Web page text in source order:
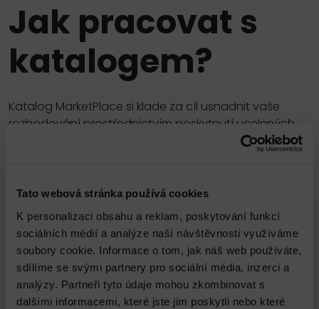
Tato webová stránka používá cookies
K personalizaci obsahu a reklam, poskytování funkcí
sociálních médií a analýze naší návštěvnosti využíváme
soubory cookie. Informace o tom, jak náš web používáte,
sdílíme se svými partnery pro sociální média, inzerci a
analýzy. Partneři tyto údaje mohou zkombinovat s
dalšími informacemi, které jste jim poskytli nebo které
Jak pracovat s
katalogem?
Katalog MarketPlace si klade za cíl usnadnit vaše
rozhodování prostřednictvím poskytnutí ucelených
relevantních informací k vámi požadovanému
produktu či službě. Váš výběr vás naprosto k ničemu
nám slouží jako přehledný podklad proto, abychom
vám mohli připravit na míru šitou nabídku.
Seřadit podle názvu A–Z
Zobrazit filtr